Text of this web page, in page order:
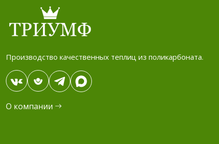
Производство качественных теплиц из поликарбоната.
О компании